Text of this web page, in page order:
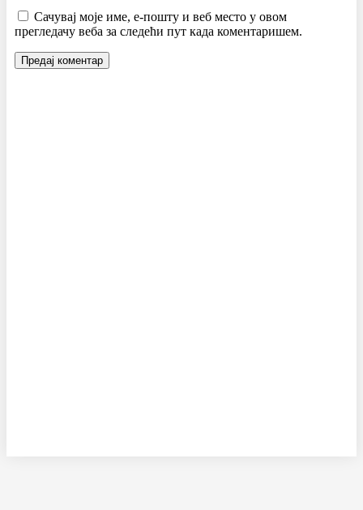
Сачувај моје име, е-пошту и веб место у овом
прегледачу веба за следећи пут када коментаришем.